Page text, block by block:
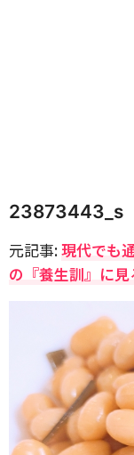
23873443_s
元記事:現代でも
の『養生訓』に